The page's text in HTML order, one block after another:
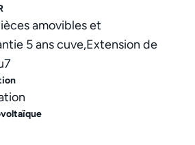
amovibles et
5 ans cuve,Extension de